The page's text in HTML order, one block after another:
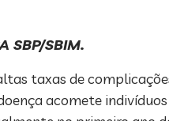
SBP/SBIM.
taxas de
acomete